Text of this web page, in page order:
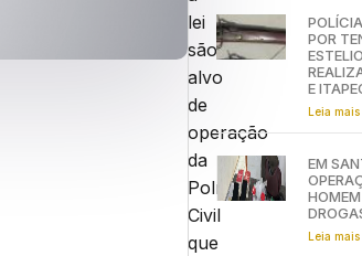
lei
são
alvo
de
operação
da
Polícia
Civil
que
POR
E
Leia mais
EM
Leia mais